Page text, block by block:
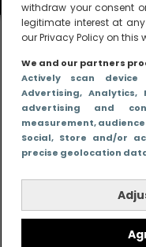
withdraw your consent
legitimate interest at
our Privacy Policy on this
We and our partners
Actively scan
Advertising, Analytics,
advertising and
measurement,
Social, Store and/or
precise geolocation